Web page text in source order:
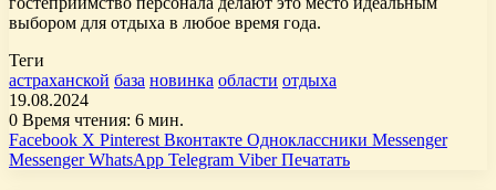
выбором для отдыха в любое время года.
Теги
астраханской база новинка области отдыха
19.08.2024
0 Время чтения: 6 мин.
Facebook X Pinterest Вконтакте Одноклассники Messenger
Messenger WhatsApp Telegram Viber Печатать